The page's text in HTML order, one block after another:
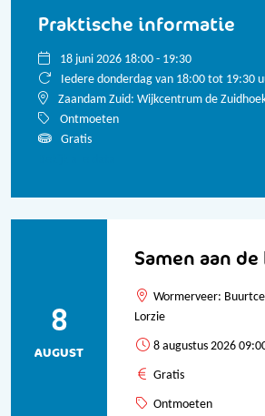
Praktische informatie
18 juni 2026 18:00 - 19:30
Iedere donderdag van 18:00 tot 19:30
Zaandam Zuid: Wijkcentrum de
Ontmoeten
Gratis
Samen aan
8
AUGUST
Wormerveer:
Lorzie
8 augustus 2026
Gratis
Ontmoeten